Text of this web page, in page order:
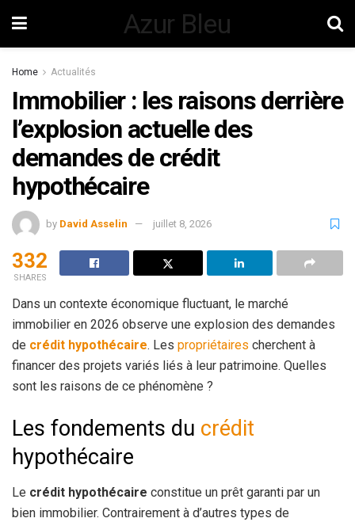
Azur Bleu
Home Actualités
Immobilier : les raisons derrière
l’explosion actuelle des
demandes de crédit
hypothécaire
by David Asselin juillet 8, 2026
332
SHARES
Dans un contexte économique fluctuant, le marché
immobilier en 2026 observe une explosion des demandes
de crédit hypothécaire. Les propriétaires cherchent à
financer des projets variés liés à leur patrimoine. Quelles
sont les raisons de ce phénomène ?
Les fondements du crédit
hypothécaire
Le crédit hypothécaire constitue un prêt garanti par un
bien immobilier. Contrairement à d’autres types de